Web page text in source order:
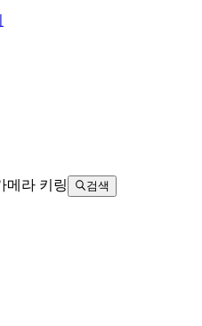
메라 키링
검색